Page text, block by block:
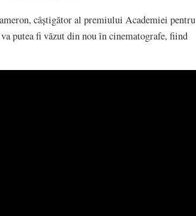
câștigător al premiului Academiei pentru
putea fi văzut din nou în cinematografe, fiind